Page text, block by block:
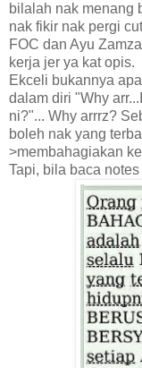
bilalah nak menang
nak fikir nak pergi
FOC dan Ayu
kerja jer ya kat opis.
Ekceli bukannya
dalam diri "Why
ni?"... Why arrrz?
boleh nak yang
>membahagiakan
Tapi, bila baca